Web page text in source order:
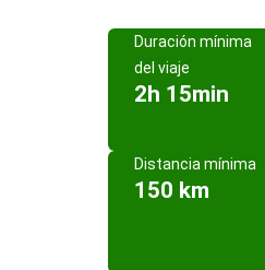
Duración mínima
del viaje
2h 15min
Distancia mínima
150 km